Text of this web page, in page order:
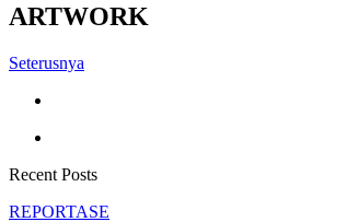
ARTWORK
Seterusnya
Recent Posts
REPORTASE